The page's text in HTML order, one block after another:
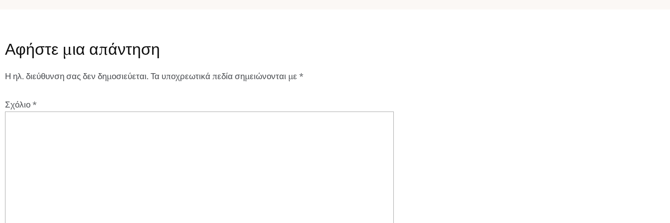
Αφήστε μια απάντηση
Η ηλ. διεύθυνση σας δεν δημοσιεύεται. Τα υποχρεωτικά πεδία σημειώνονται με *
Σχόλιο*